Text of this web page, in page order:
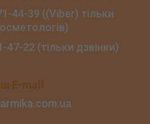
((Viber) тільки
(тільки дзвінки)
E-mail